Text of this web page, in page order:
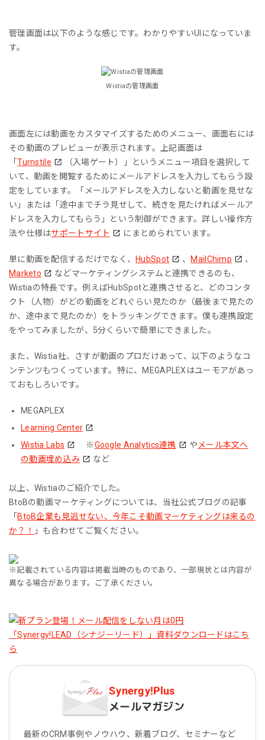
管理画面は以下のような感じです。わかりやすいUIになっていま
す。
Wistiaの管理画面
画面左には動画をカスタマイズするためのメニュー、画面右には
その動画のプレビューが表示されます。上記画面は
「Turnstile
（入場ゲート）」というメニュー項目を選択して
いて、動画を閲覧するためにメールアドレスを入力してもらう設
定をしています。「メールアドレスを入力しないと動画を見せな
い」または「途中までチラ見せして、続きを見たければメールア
ドレスを入力してもらう」という制御ができます。詳しい操作方
法や仕様はサポートサイト にまとめられています。
単に動画を配信するだけでなく、 HubSpot 、 MailChimp
、
Marketo
などマーケティングシステムと連携できるのも、
Wistiaの特長です。例えばHubSpotと連携させると、どのコンタ
クト（人物）がどの動画をどれぐらい見たのか（最後まで見たの
か、途中まで見たのか）をトラッキングできます。僕も連携設定
をやってみましたが、5分くらいで簡単にできました。
また、Wistia社、さすが動画のプロだけあって、以下のようなコ
ンテンツもつくっています。特に、MEGAPLEXはユーモアがあっ
ておもしろいです。
MEGAPLEX
Learning Center
Wistia Labs
※Google Analytics連携 や メール本文へ
の動画埋め込み
など
以上、Wistiaのご紹介でした。
BtoBの動画マーケティングについては、当社公式ブログの記事
「 BtoB企業も見逃せない、今年こそ動画マーケティングは来るの
か？！
」も合わせてご覧ください。
※記載されている内容は掲載当時のものであり、一部現状とは内容が
異なる場合があります。ご了承ください。
Synergy!Plus
メールマガジン
最新のCRM事例やノウハウ、新着ブログ、セミナーなど